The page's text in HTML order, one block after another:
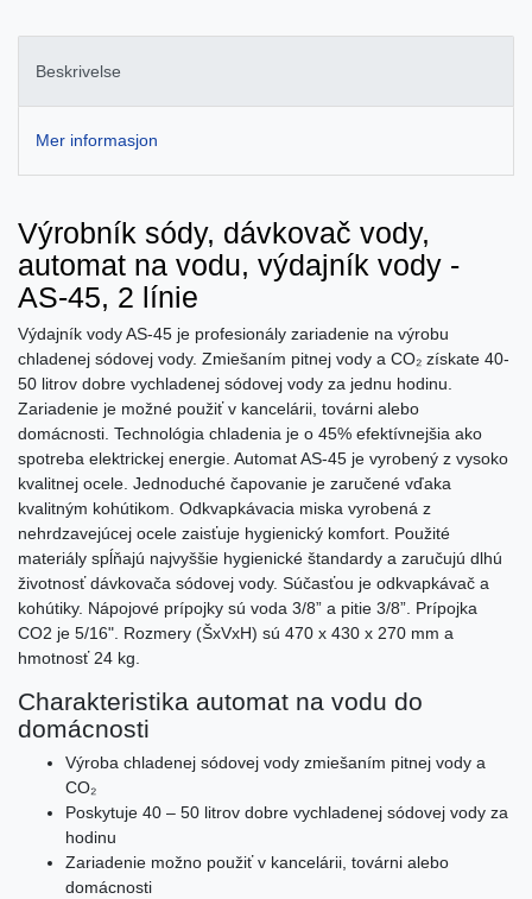
Beskrivelse
Mer informasjon
Výrobník sódy, dávkovač vody,
automat na vodu, výdajník vody -
AS-45, 2 línie
Výdajník vody AS-45 je profesionály zariadenie na výrobu
chladenej sódovej vody. Zmiešaním pitnej vody a CO₂ získate 40-
50 litrov dobre vychladenej sódovej vody za jednu hodinu.
Zariadenie je možné použiť v kancelárii, továrni alebo
domácnosti. Technológia chladenia je o 45% efektívnejšia ako
spotreba elektrickej energie. Automat AS-45 je vyrobený z vysoko
kvalitnej ocele. Jednoduché čapovanie je zaručené vďaka
kvalitným kohútikom. Odkvapkávacia miska vyrobená z
nehrdzavejúcej ocele zaisťuje hygienický komfort. Použité
materiály spĺňajú najvyššie hygienické štandardy a zaručujú dlhú
životnosť dávkovača sódovej vody. Súčasťou je odkvapkávač a
kohútiky. Nápojové prípojky sú voda 3/8” a pitie 3/8”. Prípojka
CO2 je 5/16". Rozmery (ŠxVxH) sú 470 x 430 x 270 mm a
hmotnosť 24 kg.
Charakteristika automat na vodu do
domácnosti
Výroba chladenej sódovej vody zmiešaním pitnej vody a
CO₂
Poskytuje 40 – 50 litrov dobre vychladenej sódovej vody za
hodinu
Zariadenie možno použiť v kancelárii, továrni alebo
domácnosti